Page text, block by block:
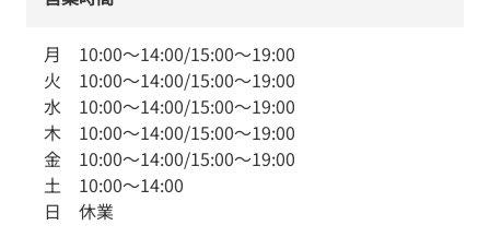
月 10:00～14:00/15:00～19:00
火 10:00～14:00/15:00～19:00
水 10:00～14:00/15:00～19:00
木 10:00～14:00/15:00～19:00
金 10:00～14:00/15:00～19:00
土 10:00～14:00
日 休業